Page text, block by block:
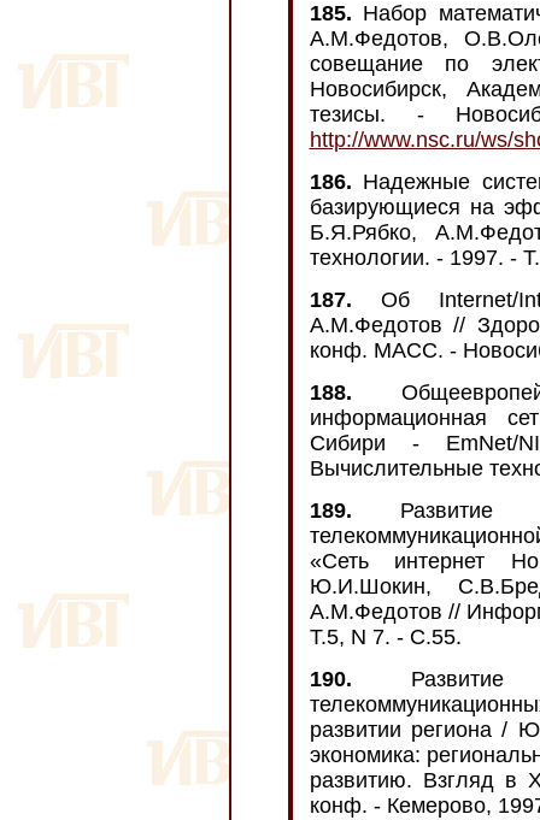
185. Набор
А.М.Федотов,
совещание по
Новосибирск,
тезисы. -
http://www.nsc.ru/ws/
186. Надежные
базирующиеся на
Б.Я.Рябко,
технологии. - 1997. -
187. Об Internet/
А.М.Федотов //
конф. МАСС. -
188.
информационная
Сибири - EmNet/
Вычислительные
189. Развитие и
«Сеть интернет
Ю.И.Шокин,
А.М.Федотов //
Т.5, N 7. - С.55.
190. Развитие
развитии региона /
экономика:
развитию. Взгляд в
конф. - Кемерово,